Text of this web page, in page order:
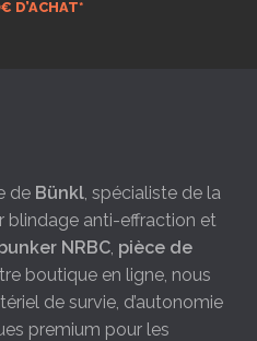
D’ACHAT*
de Bünkl, spécialiste de la
blindage anti-effraction et
NRBC, pièce de
boutique en ligne, nous
de survie, d’autonomie
premium pour les